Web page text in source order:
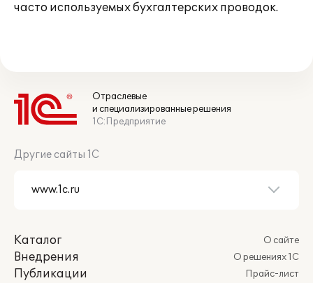
часто используемых бухгалтерских проводок.
Отраслевые
и специализированные решения
1С:Предприятие
Другие сайты 1С
Каталог
Внедрения
Публикации
О сайте
О решениях 1С
Прайс-лист